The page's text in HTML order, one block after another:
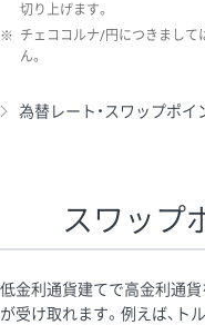
切り上げます。
※ チェココルナ/円につきまして
ん。
為替レート・スワップポイ
スワップ
低金利通貨建てで高金利通貨
が受け取れます。例えば、ト